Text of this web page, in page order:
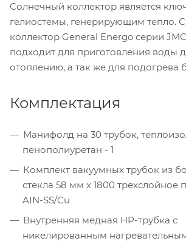
Солнечный коллектор является
гелиостемы, генерирующим тепло.
коллектор General Energo серии
подходит для приготовления воды
отоплению, а так же для подогрева
Комплектация
Манифолд на 30 трубок,
пенополиуретан - 1
Комплект вакуумных трубок из
стекла 58 мм х 1800 трехслойное
AIN-SS/Cu
Внутренняя медная HP-трубка с
никелированным